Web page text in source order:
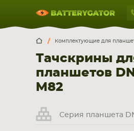
Москва
г. Москва, ул. Ткацкая, 5с3
5 мин. ходьбы от ст.м.
+7 495 414 28 59
смартфона, планшета
Комплектующие для
Тачскрины
планшетов
M82
Серия планшета